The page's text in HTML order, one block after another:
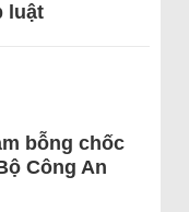
luật
bỗng chốc
Công An